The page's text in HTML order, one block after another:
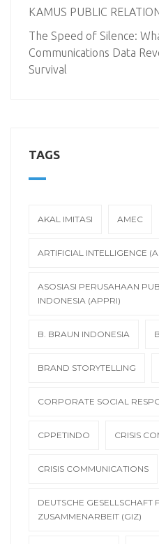
KAMUS PUBLIC
The Speed of Silence:
Communications Data
Survival
TAGS
AKAL IMITASI AMEC
ARTIFICIAL INTELLIGENCE
ASOSIASI PERUSAHAAN
INDONESIA (APPRI)
B. BRAUN INDONESIA
BRAND STORYTELLING
CORPORATE SOCIAL
CPPETINDO CRISIS
CRISIS COMMUNICATIONS
DEUTSCHE GESELLSCHAFT
ZUSAMMENARBEIT (GIZ)